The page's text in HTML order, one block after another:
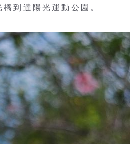
到達陽光運動公園。